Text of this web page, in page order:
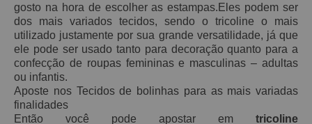
gosto na hora de escolher as estampas.Eles podem ser
dos mais variados tecidos, sendo o tricoline o mais
utilizado justamente por sua grande versatilidade, já que
ele pode ser usado tanto para decoração quanto para a
confecção de roupas femininas e masculinas – adultas
ou infantis.
Aposte nos Tecidos de bolinhas para as mais variadas
finalidades
Então você pode apostar em tricoline